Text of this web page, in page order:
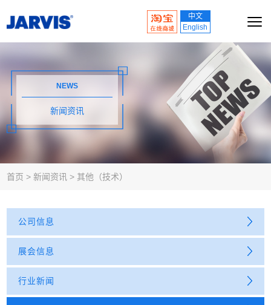
中文
English
NEWS
新闻资讯
首页 >新闻资讯 > 其他（技术）
公司信息
展会信息
行业新闻